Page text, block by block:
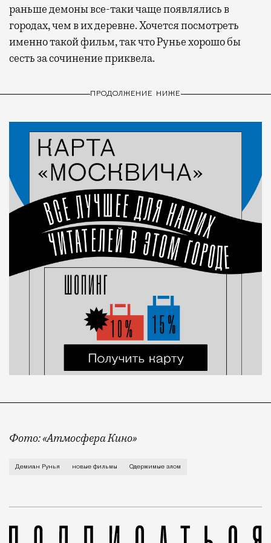
раньше демоны все-таки чаще появлялись в
городах, чем в их деревне. Хочется посмотреть
именно такой фильм, так что Рунье хорошо бы
сесть за сочинение приквела.
ПРОДОЛЖЕНИЕ НИЖЕ
Фото: «Атмосфера Кино»
В отсутствие американских мейджоров, ушедших
Демиан Рунья новые фильмы Одержимые злом